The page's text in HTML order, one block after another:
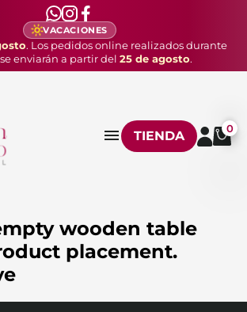
VACACIONES
. Los pedidos online realizados durante
enviarán a partir del 25 de agosto.
TIENDA 0
wooden table
placement.